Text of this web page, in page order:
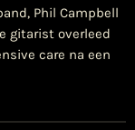
Phil Campbell
gitarist overleed
care na een